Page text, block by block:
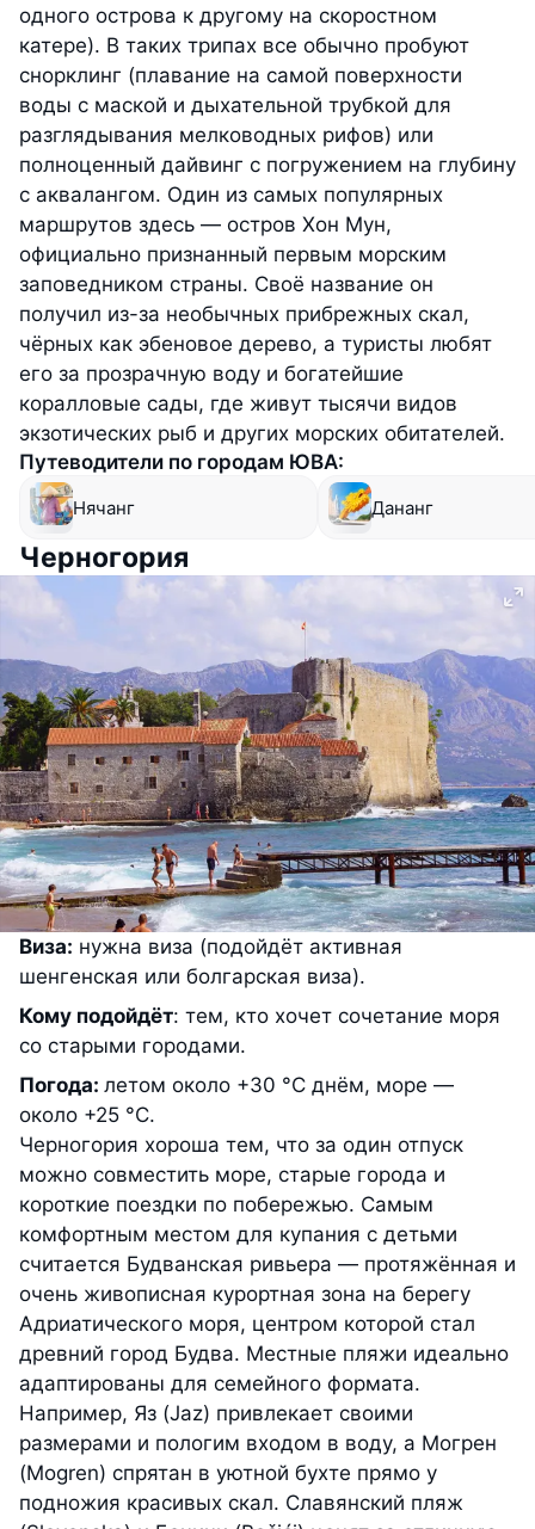
одного острова к другому на скоростном
катере). В таких трипах все обычно пробуют
снорклинг (плавание на самой поверхности
воды с маской и дыхательной трубкой для
разглядывания мелководных рифов) или
полноценный дайвинг с погружением на глубину
с аквалангом. Один из самых популярных
маршрутов здесь — остров Хон Мун,
официально признанный первым морским
заповедником страны. Своё название он
получил из-за необычных прибрежных скал,
чёрных как эбеновое дерево, а туристы любят
его за прозрачную воду и богатейшие
коралловые сады, где живут тысячи видов
экзотических рыб и других морских обитателей.
Путеводители по городам ЮВА:
Нячанг Дананг
Черногория
Виза: нужна виза (подойдёт активная
шенгенская или болгарская виза).
Кому подойдёт: тем, кто хочет сочетание моря
со старыми городами.
Погода: летом около +30 °С днём, море —
около +25 °С.
Черногория хороша тем, что за один отпуск
можно совместить море, старые города и
короткие поездки по побережью. Самым
комфортным местом для купания с детьми
считается Будванская ривьера — протяжённая и
очень живописная курортная зона на берегу
Адриатического моря, центром которой стал
древний город Будва. Местные пляжи идеально
адаптированы для семейного формата.
Например, Яз (Jaz) привлекает своими
размерами и пологим входом в воду, а Могрен
(Mogren) спрятан в уютной бухте прямо у
подножия красивых скал. Славянский пляж